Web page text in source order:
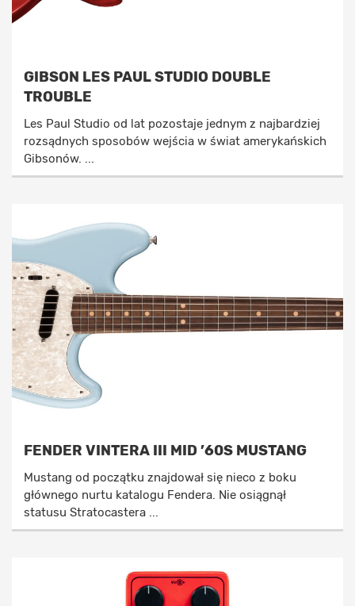
GIBSON LES PAUL STUDIO DOUBLE
TROUBLE
Les Paul Studio od lat pozostaje jednym z najbardziej
rozsądnych sposobów wejścia w świat amerykańskich
Gibsonów. ...
FENDER VINTERA III MID ’60S MUSTANG
Mustang od początku znajdował się nieco z boku
głównego nurtu katalogu Fendera. Nie osiągnął
statusu Stratocastera ...